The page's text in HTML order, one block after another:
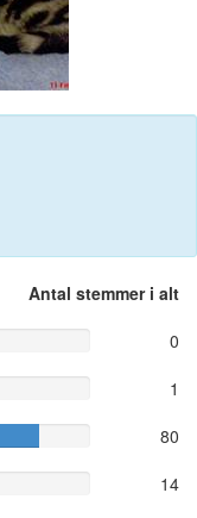
Antal stemmer i alt
0
1
80
14